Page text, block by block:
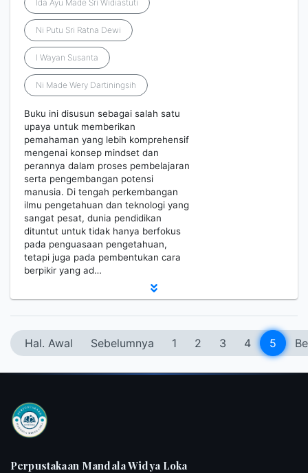
Ida Ayu Made Sri Widiastuti
Ni Putu Sri Ratna Dewi
I Wayan Susanta
Ni Made Wery Dartiningsih
Buku ini disusun sebagai salah satu
upaya untuk memberikan
pemahaman yang lebih komprehensif
mengenai konsep mindset dan
perannya dalam proses pembelajaran
serta pengembangan potensi
manusia. Di tengah perkembangan
ilmu pengetahuan dan teknologi yang
sangat pesat, dunia pendidikan
dituntut untuk tidak hanya berfokus
pada penguasaan pengetahuan,
tetapi juga pada pembentukan cara
berpikir yang ad…
Hal. Awal Sebelumnya 1 2 3 4 5
Perpustakaan Mandala Widya Loka